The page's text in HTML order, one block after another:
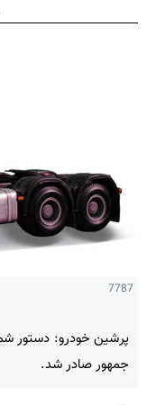
7787
پرشین خودرو: دستور
جمهور صادر شد.